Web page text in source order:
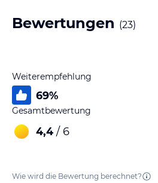
Bewertungen (23)
Weiterempfehlung
69%
Gesamtbewertung
4,4 / 6
Wie wird die Bewertung berechnet?